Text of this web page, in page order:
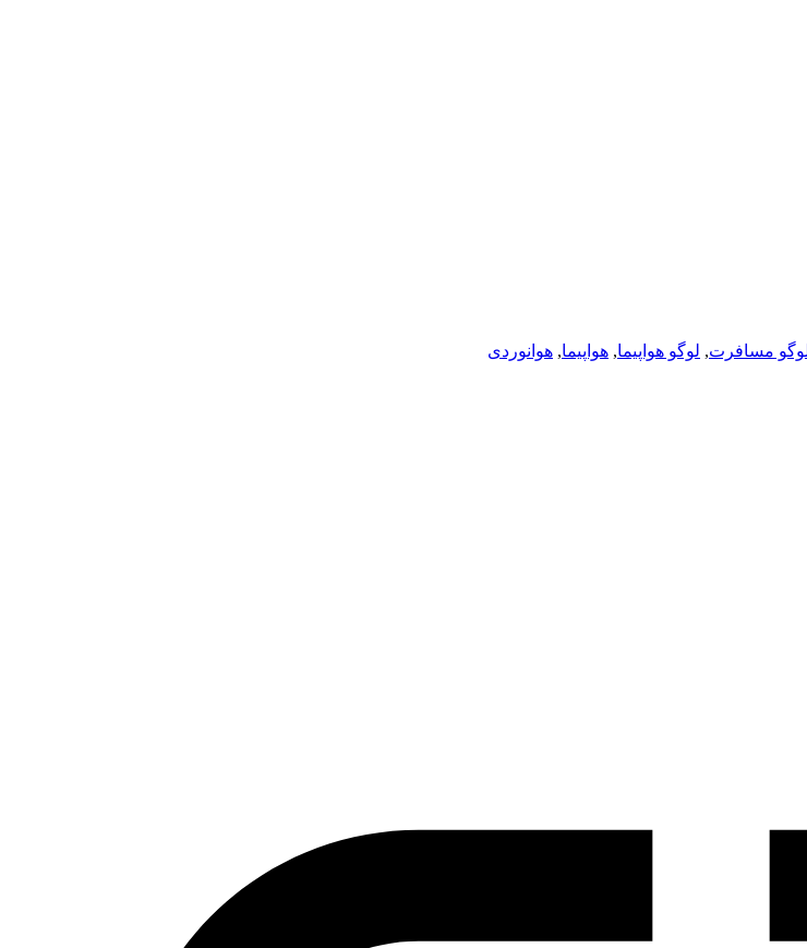
مسافرت, لوگو هواپیما, هواپیما, هوانوردی